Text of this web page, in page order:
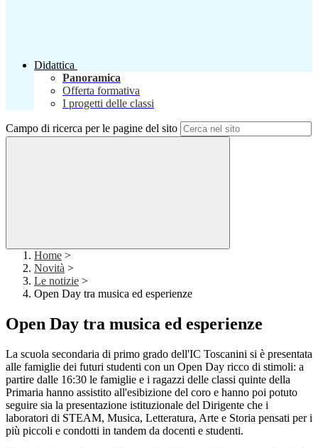
Didattica
Panoramica
Offerta formativa
I progetti delle classi
Campo di ricerca per le pagine del sito
Home >
Novità >
Le notizie >
Open Day tra musica ed esperienze
Open Day tra musica ed esperienze
La scuola secondaria di primo grado dell'IC Toscanini si è presentata
alle famiglie dei futuri studenti con un Open Day ricco di stimoli: a
partire dalle 16:30 le famiglie e i ragazzi delle classi quinte della
Primaria hanno assistito all'esibizione del coro e hanno poi potuto
seguire sia la presentazione istituzionale del Dirigente che i
laboratori di STEAM, Musica, Letteratura, Arte e Storia pensati per i
più piccoli e condotti in tandem da docenti e studenti.